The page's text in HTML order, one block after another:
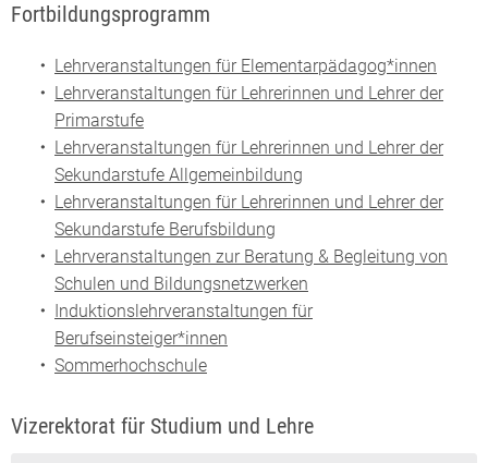
Fortbildungsprogramm
Lehrveranstaltungen für Elementarpädagog*innen
Lehrveranstaltungen für Lehrerinnen und Lehrer der
Primarstufe
Lehrveranstaltungen für Lehrerinnen und Lehrer der
Sekundarstufe Allgemeinbildung
Lehrveranstaltungen für Lehrerinnen und Lehrer der
Sekundarstufe Berufsbildung
Lehrveranstaltungen zur Beratung & Begleitung von
Schulen und Bildungsnetzwerken
Induktionslehrveranstaltungen für
Berufseinsteiger*innen
Sommerhochschule
Vizerektorat für Studium und Lehre